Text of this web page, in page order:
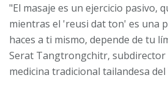
"El masaje es un ejercicio pasivo,
mientras el 'reusi dat ton' es una
haces a ti mismo, depende de tu
Serat Tangtrongchitr, subdirector
medicina tradicional tailandesa del